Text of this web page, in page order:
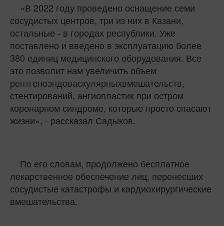
«В 2022 году проведено оснащение семи
сосудистых центров, три из них в Казани,
остальные - в городах республики. Уже
поставлено и введено в эксплуатацию более
380 единиц медицинского оборудования. Все
это позволит нам увеличить объем
рентгеноэндоваскулярныхвмешательств,
стентирований, ангиопластик при остром
коронарном синдроме, которые просто спасают
жизни», - рассказал Садыков.
По его словам, продолжено бесплатное
лекарственное обеспечение лиц, перенесших
сосудистые катастрофы и кардиохирургические
вмешательства.